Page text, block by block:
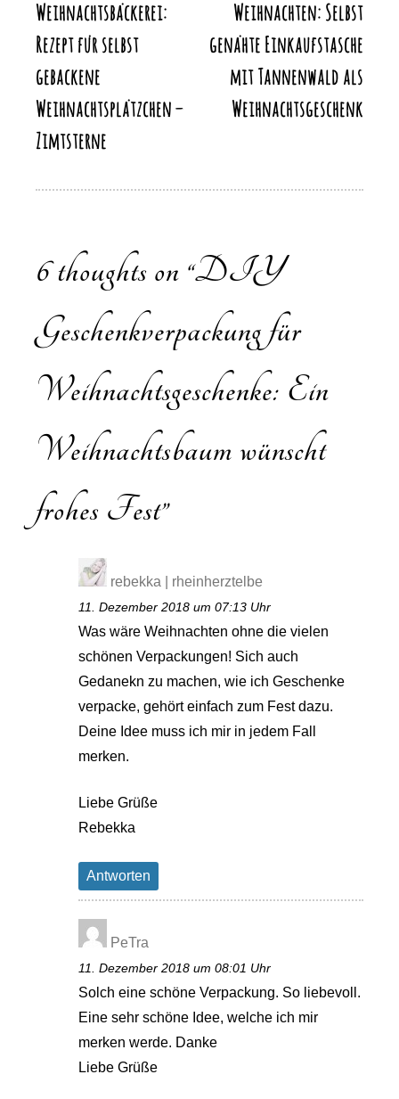
Weihnachtsbäckerei:
Rezept für selbst
gebackene
Weihnachtsplätzchen –
Zimtsterne
Weihnachten: Selbst
genähte Einkaufstasche
mit Tannenwald als
Weihnachtsgeschenk
6 thoughts on “DIY
Geschenkverpackung für
Weihnachtsgeschenke: Ein
Weihnachtsbaum wünscht
frohes Fest”
rebekka | rheinherztelbe
11. Dezember 2018 um 07:13 Uhr
Was wäre Weihnachten ohne die vielen
schönen Verpackungen! Sich auch
Gedanekn zu machen, wie ich Geschenke
verpacke, gehört einfach zum Fest dazu.
Deine Idee muss ich mir in jedem Fall
merken.
Liebe Grüße
Rebekka
Antworten
PeTra
11. Dezember 2018 um 08:01 Uhr
Solch eine schöne Verpackung. So liebevoll.
Eine sehr schöne Idee, welche ich mir
merken werde. Danke
Liebe Grüße